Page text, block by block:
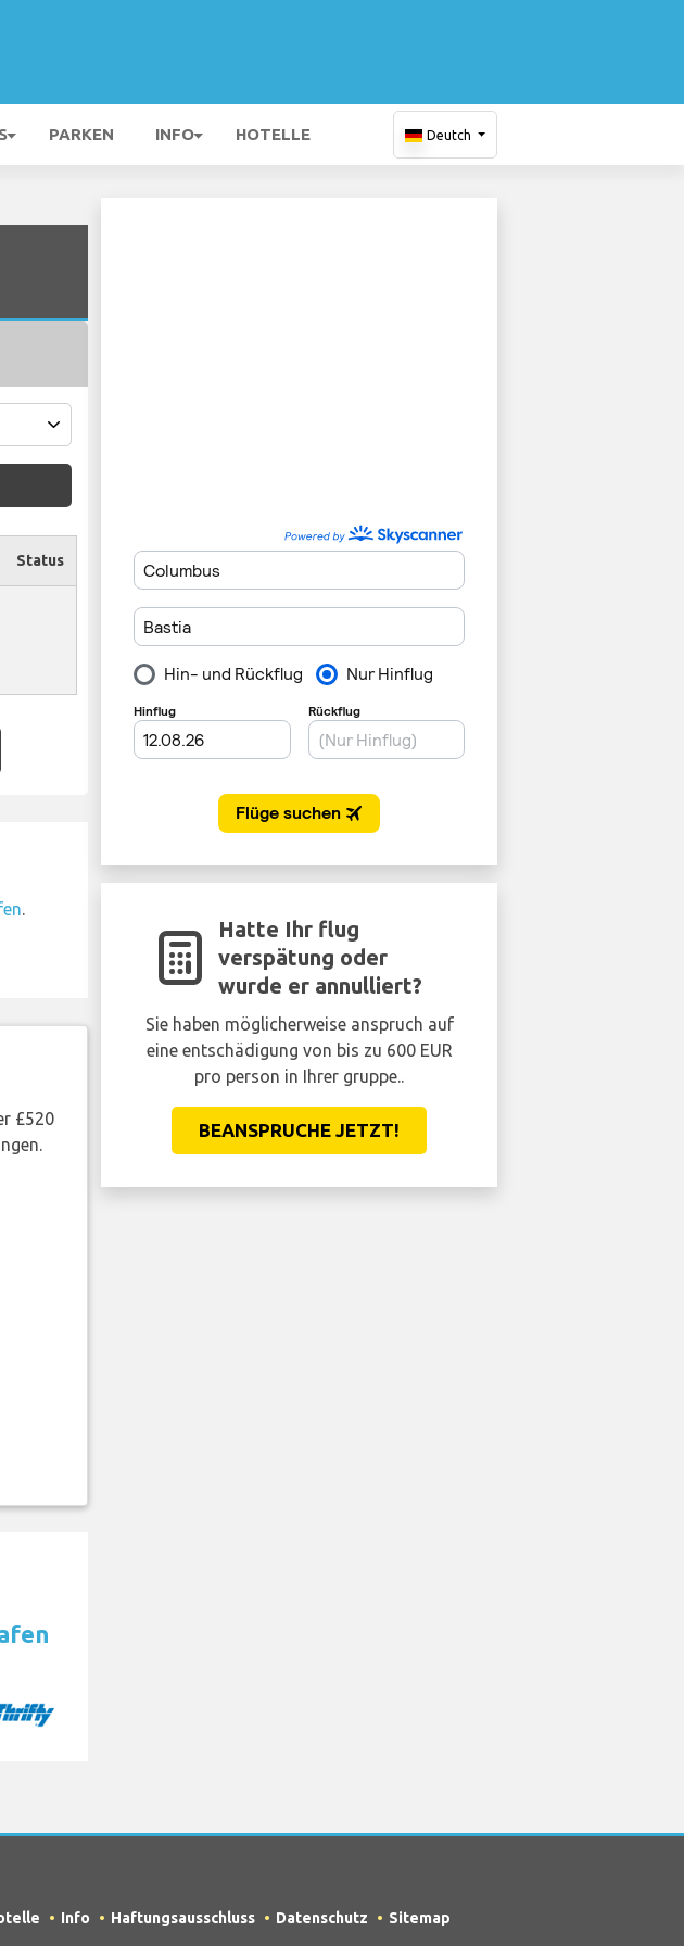
PARKEN INFO HOTELLE Deutch
Status
.
£520
Hatte Ihr flug
verspätung oder
wurde er annulliert?
Sie haben möglicherweise anspruch auf
eine entschädigung von bis zu 600 EUR
pro person in Ihrer gruppe..
BEANSPRUCHE JETZT!
Info Haftungsausschluss Datenschutz Sitemap